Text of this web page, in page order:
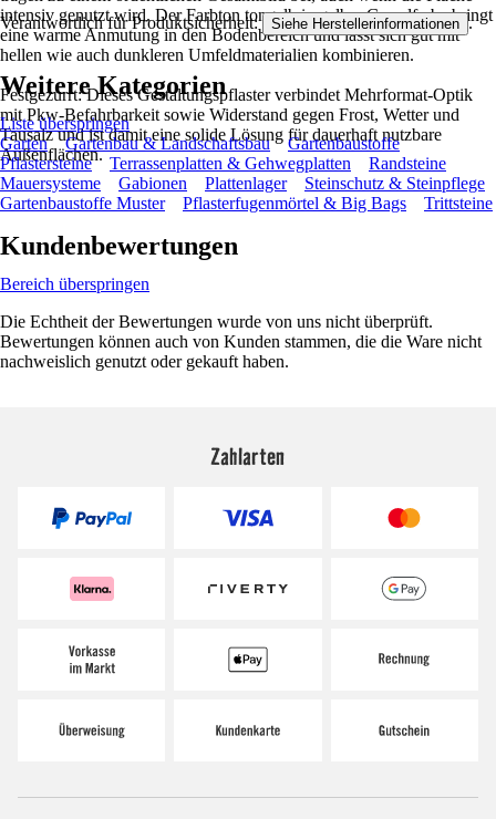
intensiv genutzt wird. Der Farbton tongelb in gelber Grundfarbe bringt
eine warme Anmutung in den Bodenbereich und lässt sich gut mit
hellen wie auch dunkleren Umfeldmaterialien kombinieren.
Festgezurrt: Dieses Gestaltungspflaster verbindet Mehrformat-Optik
mit Pkw-Befahrbarkeit sowie Widerstand gegen Frost, Wetter und
Tausalz und ist damit eine solide Lösung für dauerhaft nutzbare
Außenflächen.
Verantwortlich für Produktsicherheit: Siehe Herstellerinformationen .
Weitere Kategorien
Liste überspringen
Garten
Gartenbau & Landschaftsbau
Gartenbaustoffe
Pflastersteine
Terrassenplatten & Gehwegplatten
Randsteine
Mauersysteme
Gabionen Plattenlager
Steinschutz & Steinpflege
Gartenbaustoffe Muster
Pflasterfugenmörtel & Big Bags Trittsteine
Kundenbewertungen
Bereich überspringen
Die Echtheit der Bewertungen wurde von uns nicht überprüft.
Bewertungen können auch von Kunden stammen, die die Ware nicht
nachweislich genutzt oder gekauft haben.
Zahlarten